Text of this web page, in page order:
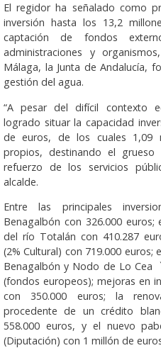
El regidor ha señalado como
inversión hasta los 13,2
captación de fondos
administraciones y
Málaga, la Junta de Andalucía,
gestión del agua.
“A pesar del difícil contexto
logrado situar la capacidad
de euros, de los cuales 1,09
propios, destinando el
refuerzo de los servicios
alcalde.
Entre las principales
Benagalbón con 326.000
del río Totalán con 410.287
(2% Cultural) con 719.000
Benagalbón y Nodo de Lo Cea
(fondos europeos); mejoras en
con 350.000 euros; la
procedente de un crédito
558.000 euros, y el nuevo
(Diputación) con 1 millón de